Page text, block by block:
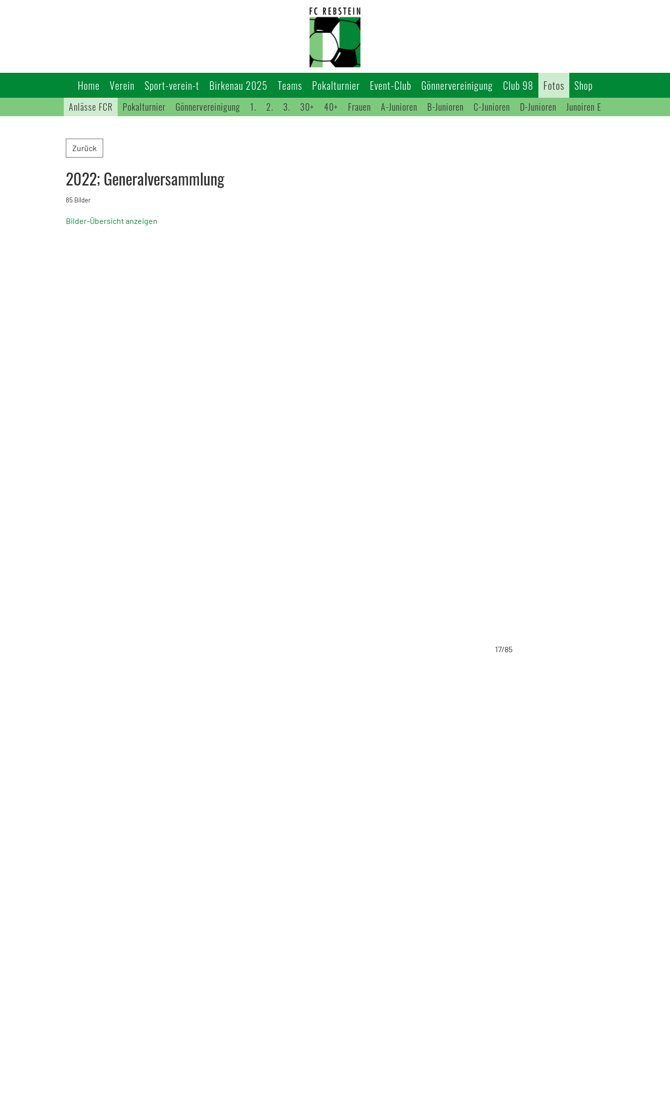
Home Verein Sport-verein-t Birkenau 2025 Teams Pokalturnier Event-Club Gönnervereinigung Club 98 Fotos Shop
Anlässe FCR Pokalturnier Gönnervereinigung 1. 2. 3. 30+ 40+ Frauen A-Junioren B-Junioren C-Junioren D-Junioren Junoiren E
Zurück
2022; Generalversammlung
85 Bilder
Bilder-Übersicht anzeigen